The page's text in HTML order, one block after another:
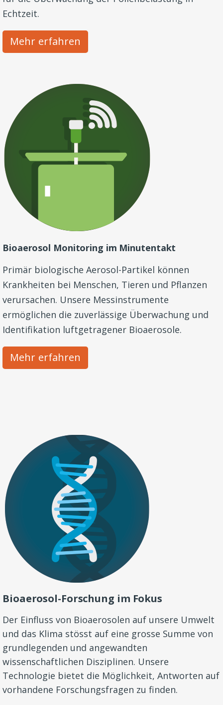
Echtzeit.
Mehr erfahren
Bioaerosol Monitoring im Minutentakt
Primär biologische Aerosol-Partikel können
Krankheiten bei Menschen, Tieren und Pflanzen
verursachen. Unsere Messinstrumente
ermöglichen die zuverlässige Überwachung und
Identifikation luftgetragener Bioaerosole.
Mehr erfahren
Bioaerosol-Forschung im Fokus
Der Einfluss von Bioaerosolen auf unsere Umwelt
und das Klima stösst auf eine grosse Summe von
grundlegenden und angewandten
wissenschaftlichen Disziplinen. Unsere
Technologie bietet die Möglichkeit, Antworten auf
vorhandene Forschungsfragen zu finden.